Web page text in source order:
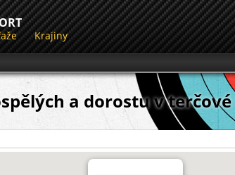
Krajiny
a dorostu v